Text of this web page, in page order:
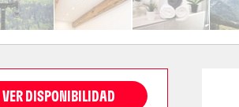
VER DISPONIBILIDAD